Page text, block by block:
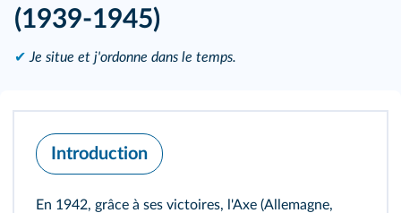
(1939-1945)
✔ Je situe et j'ordonne dans le temps.
Introduction
En 1942, grâce à ses victoires, l'Axe (Allemagne,